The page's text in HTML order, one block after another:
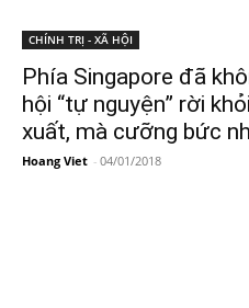
CHÍNH TRỊ - XÃ HỘI
Phía Singapore đã
hội “tự nguyện” rời
xuất, mà cưỡng bức
Hoang Viet - 04/01/2018